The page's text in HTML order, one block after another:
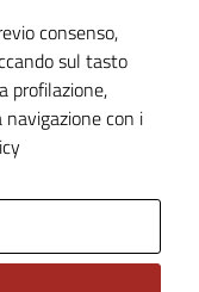
consenso,
sul tasto
profilazione,
con i